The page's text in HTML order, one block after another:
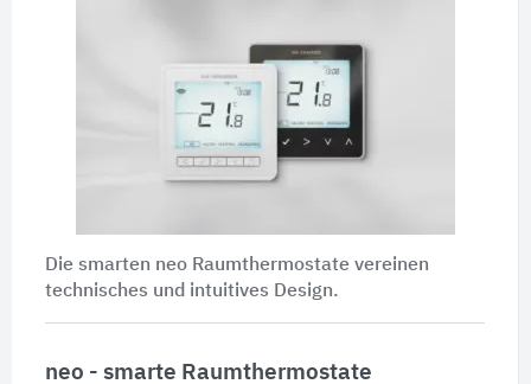
Die smarten neo Raumthermostate vereinen
technisches und intuitives Design.
neo - smarte Raumthermostate